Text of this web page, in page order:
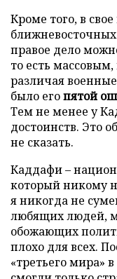
Кроме того, в
правое дело
то есть
различая
было егопятой
Тем не менее у
достоинств. Это
не сказать.
Каддафи –
который никому
я никогда не
любящих людей,
обожающих
плохо для всех.
«третьего мира»